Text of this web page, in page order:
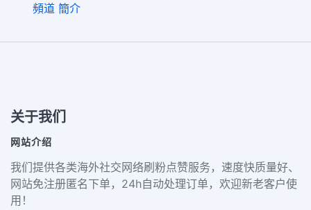
頻道 簡介
关于我们
网站介绍
我们提供各类海外社交网络刷粉点赞服务，速度快质量好、
网站免注册匿名下单，24h自动处理订单，欢迎新老客户使
用！